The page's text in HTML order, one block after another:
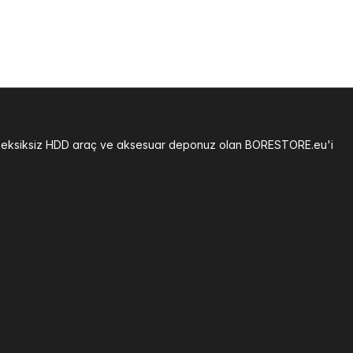
HDD araç ve aksesuar deponuz olan BORESTORE.eu'i